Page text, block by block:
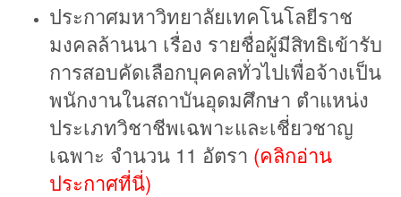
ประกาศมหาวิทยาลัยเทคโนโลยีราช
มงคลล้านนา เรื่อง รายชื่อผู้มีสิทธิเข้ารับ
การสอบคัดเลือกบุคคลทั่วไปเพื่อจ้างเป็น
พนักงานในสถาบันอุดมศึกษา ตำแหน่ง
ประเภทวิชาชีพเฉพาะและเชี่ยวชาญ
เฉพาะ จำนวน 11 อัตรา (คลิกอ่าน
ประกาศที่นี่)